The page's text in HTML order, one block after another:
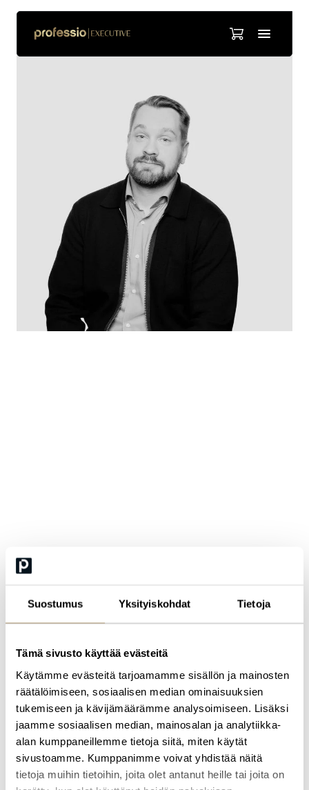
Suostumus Yksityiskohdat Tietoja
Tämä sivusto käyttää evästeitä
Käytämme evästeitä tarjoamamme sisällön ja mainosten
räätälöimiseen, sosiaalisen median ominaisuuksien
tukemiseen ja kävijämäärämme analysoimiseen. Lisäksi
jaamme sosiaalisen median, mainosalan ja analytiikka-
alan kumppaneillemme tietoja siitä, miten käytät
sivustoamme. Kumppanimme voivat yhdistää näitä
tietoja muihin tietoihin, joita olet antanut heille tai joita on
hyödyntämisestä konsultoinnissa, Yhdistyneissä kansakunnissa
analyytikkona sekä terveydenhuollossa. Hänellä on laaja kokemus
yhdistetty tiedonhallinta, analytiikka ja organisaatioiden
analytiikan ja tekoälyn parissa. Hänellä on useita alan sertifiointeja,
muun muassa Azure- ja Databricks-sertifiointeja, ja hänet
tunnetaan kyvystään yhdistää tekninen asiantuntemus
monimutkaiset kokonaisuudet ymmärrettäviksi ja
käytännönläheisiksi.
Tommin ammatillinen intohimo on kehittää organisaatioiden
kyvykkyyttä hyödyntää dataa ja tekoälyä päätöksenteon tukena.
Häntä motivoi erityisesti se, että laadukkaasti rakennettu ja
helposti käytettävä tieto parantaa organisaatioiden vaikuttavuutta
ja tehokkuutta.